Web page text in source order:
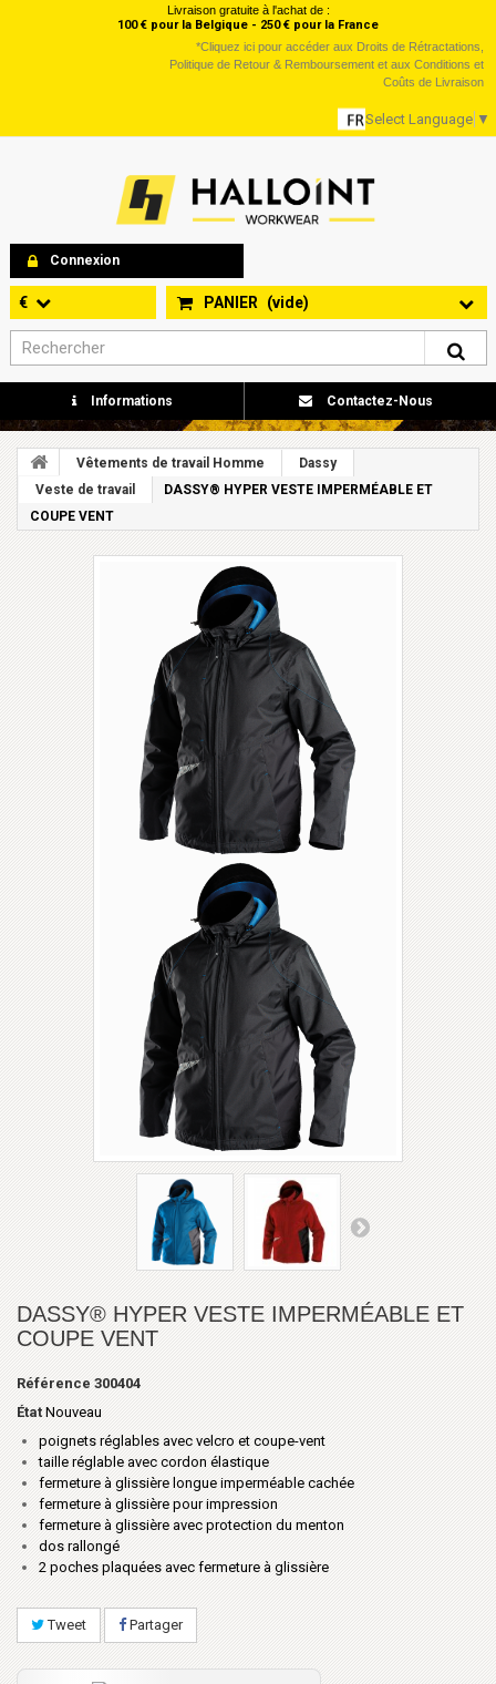
Livraison gratuite à l'achat de :
100 € pour la Belgique - 250 € pour la France
*Cliquez ici pour accéder aux Droits de Rétractations,
Politique de Retour & Remboursement et aux Conditions et
Coûts de Livraison
Select Language ▼
Connexion
PANIER (vide)
€
Informations Contactez-Nous
Vêtements de travail Homme
Dassy
Veste de travail
DASSY® HYPER VESTE IMPERMÉABLE ET
COUPE VENT
DASSY® HYPER VESTE IMPERMÉABLE ET
COUPE VENT
Référence 300404
État Nouveau
poignets réglables avec velcro et coupe-vent
taille réglable avec cordon élastique
fermeture à glissière longue imperméable cachée
fermeture à glissière pour impression
fermeture à glissière avec protection du menton
dos rallongé
2 poches plaquées avec fermeture à glissière
Tweet Partager